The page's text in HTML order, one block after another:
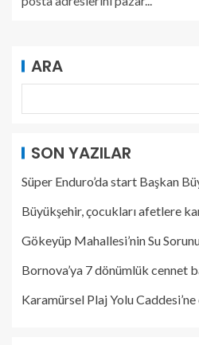
ARA
SON YAZILAR
Süper Enduro’da start Başkan
Büyükşehir, çocukları afetlere
Gökeyüp Mahallesi’nin Su
Bornova’ya 7 dönümlük cennet
Karamürsel Plaj Yolu